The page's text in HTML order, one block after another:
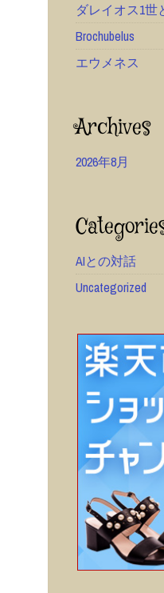
ダレイオス1世
Brochubelus
エウメネス
Archives
2026年8月
AIとの対話
Uncategorized